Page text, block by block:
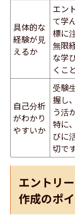
具体的な
経験が見
えるか
エン
て学
標に
無限
な学
くこ
自己分析
がわかり
やすいか
受験
握し
う活
特に
びに
切です
エントリ
作成のポ